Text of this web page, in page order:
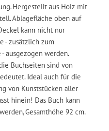
Hergestellt aus Holz mit
Ablagefläche oben auf
kann nicht nur
- zusätzlich zum
ausgezogen werden.
Buchseiten sind von
Ideal auch für die
von Kunststücken aller
hinein! Das Buch kann
Gesamthöhe 92 cm.